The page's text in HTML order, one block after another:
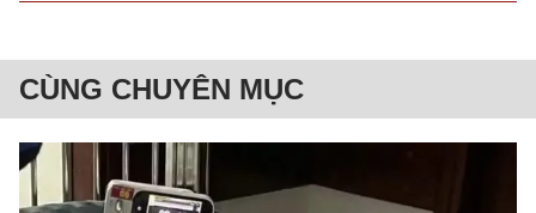
CÙNG CHUYÊN MỤC